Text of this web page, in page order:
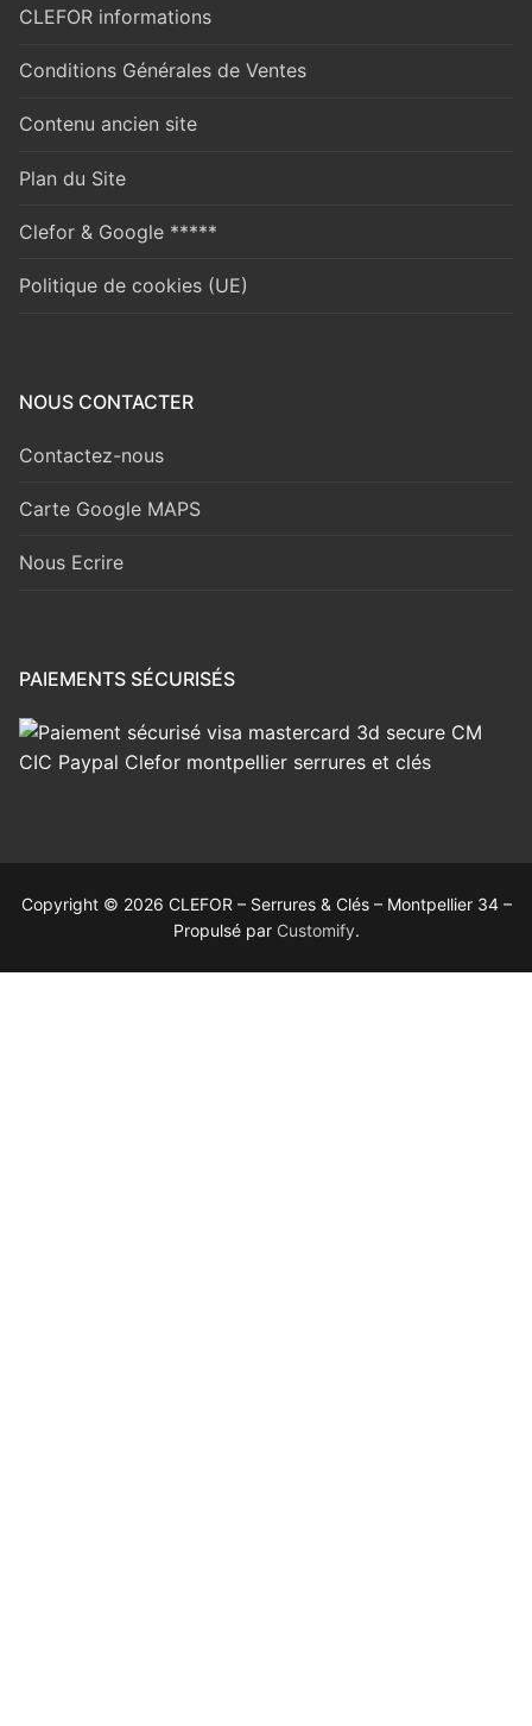
CLEFOR informations
Conditions Générales de Ventes
Contenu ancien site
Plan du Site
Clefor & Google *****
Politique de cookies (UE)
NOUS CONTACTER
Contactez-nous
Carte Google MAPS
Nous Ecrire
PAIEMENTS SÉCURISÉS
Copyright © 2026 CLEFOR – Serrures & Clés – Montpellier 34 –
Propulsé par Customify.